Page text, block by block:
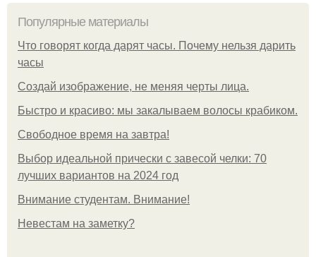
Популярные материалы
Что говорят когда дарят часы. Почему нельзя дарить
часы
Создай изображение, не меняя черты лица.
Быстро и красиво: мы закалываем волосы крабиком.
Свободное время на завтра!
Выбор идеальной прически с завесой челки: 70
лучших вариантов на 2024 год
Внимание студентам. Внимание!
Невестам на заметку?